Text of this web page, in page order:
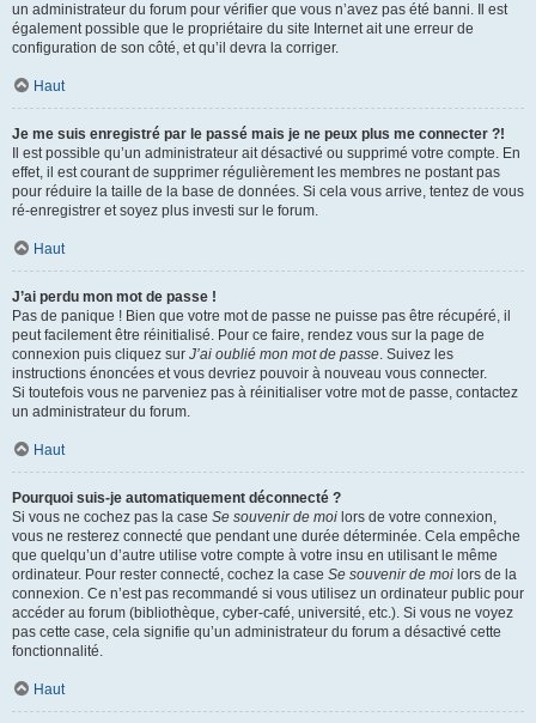
un administrateur du forum pour vérifier que vous n’avez pas été banni. Il est
également possible que le propriétaire du site Internet ait une erreur de
configuration de son côté, et qu’il devra la corriger.
Haut
Je me suis enregistré par le passé mais je ne peux plus me connecter ?!
Il est possible qu’un administrateur ait désactivé ou supprimé votre compte. En
effet, il est courant de supprimer régulièrement les membres ne postant pas
pour réduire la taille de la base de données. Si cela vous arrive, tentez de vous
ré-enregistrer et soyez plus investi sur le forum.
Haut
J’ai perdu mon mot de passe !
Pas de panique ! Bien que votre mot de passe ne puisse pas être récupéré, il
peut facilement être réinitialisé. Pour ce faire, rendez vous sur la page de
connexion puis cliquez sur J’ai oublié mon mot de passe. Suivez les
instructions énoncées et vous devriez pouvoir à nouveau vous connecter.
Si toutefois vous ne parveniez pas à réinitialiser votre mot de passe, contactez
un administrateur du forum.
Haut
Pourquoi suis-je automatiquement déconnecté ?
Si vous ne cochez pas la case Se souvenir de moi lors de votre connexion,
vous ne resterez connecté que pendant une durée déterminée. Cela empêche
que quelqu’un d’autre utilise votre compte à votre insu en utilisant le même
ordinateur. Pour rester connecté, cochez la case Se souvenir de moi lors de la
connexion. Ce n’est pas recommandé si vous utilisez un ordinateur public pour
accéder au forum (bibliothèque, cyber-café, université, etc.). Si vous ne voyez
pas cette case, cela signifie qu’un administrateur du forum a désactivé cette
fonctionnalité.
Haut